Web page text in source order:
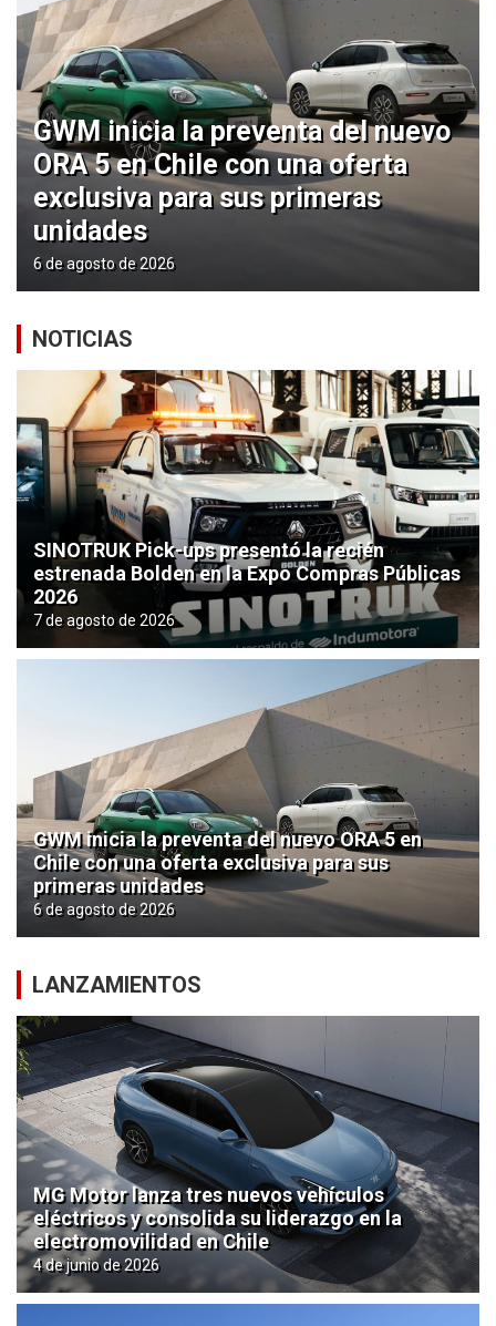
GWM inicia la preventa del nuevo
ORA 5 en Chile con una oferta
exclusiva para sus primeras
unidades
6 de agosto de 2026
NOTICIAS
SINOTRUK Pick-ups presentó la recién
estrenada Bolden en la Expo Compras Públicas
2026
7 de agosto de 2026
GWM inicia la preventa del nuevo ORA 5 en
Chile con una oferta exclusiva para sus
primeras unidades
6 de agosto de 2026
LANZAMIENTOS
MG Motor lanza tres nuevos vehículos
eléctricos y consolida su liderazgo en la
electromovilidad en Chile
4 de junio de 2026